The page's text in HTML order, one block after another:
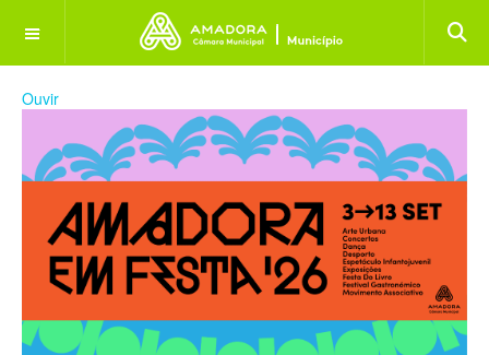
OFF CANVAS
Ouvir